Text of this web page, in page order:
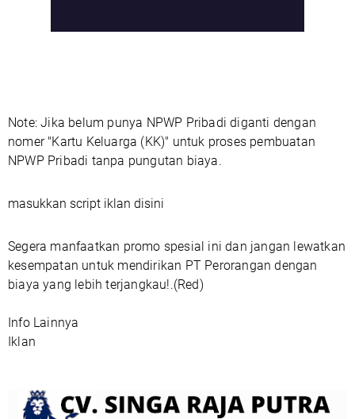
Note: Jika belum punya NPWP Pribadi diganti dengan
nomer "Kartu Keluarga (KK)" untuk proses pembuatan
NPWP Pribadi tanpa pungutan biaya.
masukkan script iklan disini
Segera manfaatkan promo spesial ini dan jangan lewatkan
kesempatan untuk mendirikan PT Perorangan dengan
biaya yang lebih terjangkau!.(Red)
Info Lainnya
Iklan